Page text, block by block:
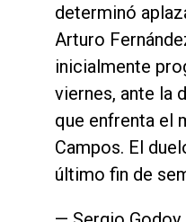
determinó
Arturo
inicialmente
viernes, ante la
que enfrenta el
Campos. El
último fin de